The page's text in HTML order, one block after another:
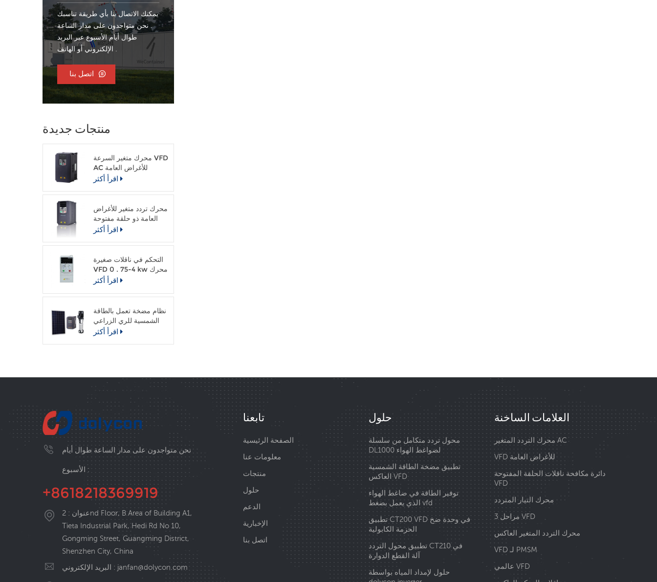
يمكنك الاتصال بنا بأي طريقة تناسبك
. نحن متواجدون على مدار الساعة
طوال أيام الأسبوع عبر البريد
اتصل بنا
منتجات جديدة
محرك متغير السرعة VFD
AC للأغراض العامة
اقرأ أكثر
محرك تردد متغير للأغراض
العامة ذو حلقة مفتوحة
متجهة
اقرأ أكثر
التحكم في ناقلات صغيرة
VFD 0 . 75-4 kw محرك
التيار المتردد
اقرأ أكثر
نظام مضخة تعمل بالطاقة
الشمسية للري الزراعي
اقرأ أكثر
نحن متواجدون على مدار الساعة طوال أيام
الأسبوع :
+8618218369919
عنوان : 2nd Floor, B Area of Building A1,
Tieta Industrial Park, Hedi Rd No 10,
Gongming Street, Guangming District,
Shenzhen City, China
البريد الإلكتروني : janfan@dolycon.com
تابعنا
الصفحة الرئيسية
معلومات عنا
منتجات
حلول
الدعم
الإخبارية
اتصل بنا
حلول
محول تردد متكامل من سلسلة
DL1000 لضواغط الهواء
تطبيق مضخة الطاقة الشمسية
العاكس VFD
توفير الطاقة في ضاغط الهواء
الذي يعمل بضغط vfd
تطبيق CT200 VFD في وحدة ضخ
الحزمة الكابولية
تطبيق محول التردد CT210 في
آلة القطع الدوارة
حلول لإمداد المياه بواسطة
العلامات الساخنة
محرك التردد المتغير AC
VFD للأغراض العامة
دائرة مكافحة ناقلات الحلقة المفتوحة
VFD
محرك التيار المتردد
3 مراحل VFD
محرك التردد المتغير العاكس
VFD لـ PMSM
عالمي VFD